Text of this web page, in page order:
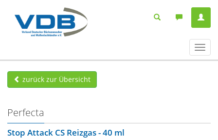
ein-/
zurück zur Übersicht
Perfecta
Stop Attack CS Reizgas - 40 ml